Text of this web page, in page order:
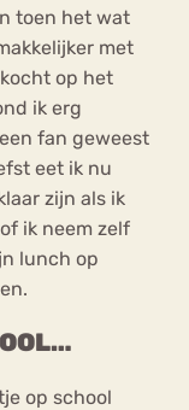
toen het wat
met
op het
ik erg
fan geweest
eet ik nu
zijn als ik
ik neem zelf
lunch op
op school